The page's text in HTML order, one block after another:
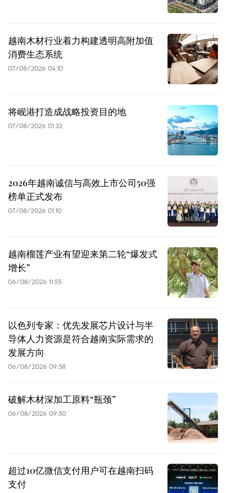
越南木材行业着力构建透明高附加值
消费生态系统
07/08/2026 04:10
将岘港打造成战略投资目的地
07/08/2026 01:32
2026年越南诚信与高效上市公司50强
榜单正式发布
07/08/2026 01:10
越南榴莲产业有望迎来第二轮“爆发式
增长”
06/08/2026 11:55
以色列专家：优先发展芯片设计与半
导体人力资源是符合越南实际需求的
发展方向
06/08/2026 09:58
破解木材深加工原料“瓶颈”
06/08/2026 09:50
超过10亿微信支付用户可在越南扫码
支付